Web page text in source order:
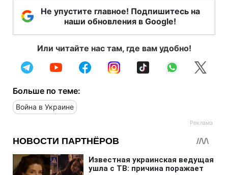
Не упустите главное! Подпишитесь на
наши обновления в Google!
Или читайте нас там, где вам удобно!
Больше по теме:
Война в Украине